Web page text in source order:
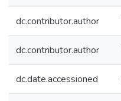
dc.contributor.author
dc.contributor.author
dc.date.accessioned